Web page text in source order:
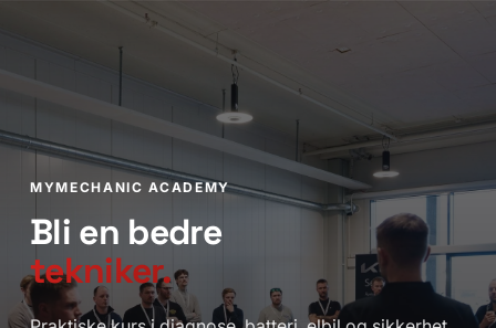
MYMECHANIC ACADEMY
Bli en bedre
tekniker.